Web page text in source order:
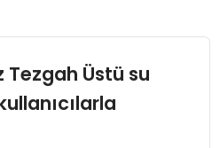
Üstü su